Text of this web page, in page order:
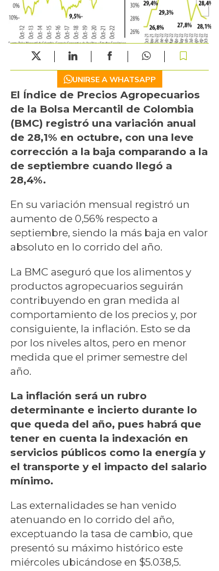
UNIRSE A WHATSAPP
El Índice de Precios Agropecuarios
de la Bolsa Mercantil de Colombia
(BMC) registró una variación anual
de 28,1% en octubre, con una leve
corrección a la baja comparando a la
de septiembre cuando llegó a
28,4%.
En su variación mensual registró un
aumento de 0,56% respecto a
septiembre, siendo la más baja en valor
absoluto en lo corrido del año.
La BMC aseguró que los alimentos y
productos agropecuarios seguirán
contribuyendo en gran medida al
comportamiento de los precios y, por
consiguiente, la inflación. Esto se da
por los niveles altos, pero en menor
medida que el primer semestre del
año.
La inflación será un rubro
determinante e incierto durante lo
que queda del año, pues habrá que
tener en cuenta la indexación en
servicios públicos como la energía y
el transporte y el impacto del salario
mínimo.
Las externalidades se han venido
atenuando en lo corrido del año,
exceptuando la tasa de cambio, que
presentó su máximo histórico este
miércoles ubicándose en $5.038,5.